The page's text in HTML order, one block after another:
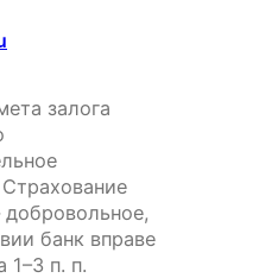
залога
банк вправе
1–3 п. п.